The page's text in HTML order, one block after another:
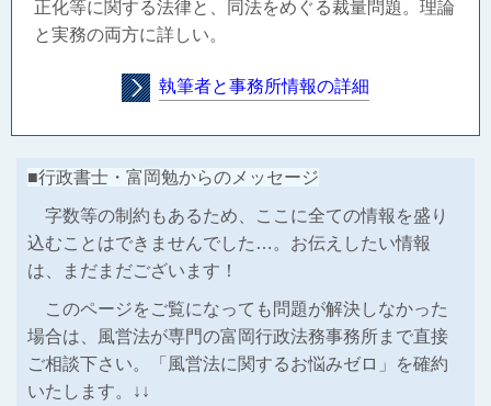
正化等に関する法律と、同法をめぐる裁量問題。理論
と実務の両方に詳しい。
執筆者と事務所情報の詳細
■行政書士・富岡勉からのメッセージ
字数等の制約もあるため、ここに全ての情報を盛り
込むことはできませんでした…。お伝えしたい情報
は、まだまだございます！
このページをご覧になっても問題が解決しなかった
場合は、風営法が専門の富岡行政法務事務所まで直接
ご相談下さい。「風営法に関するお悩みゼロ」を確約
いたします。↓↓